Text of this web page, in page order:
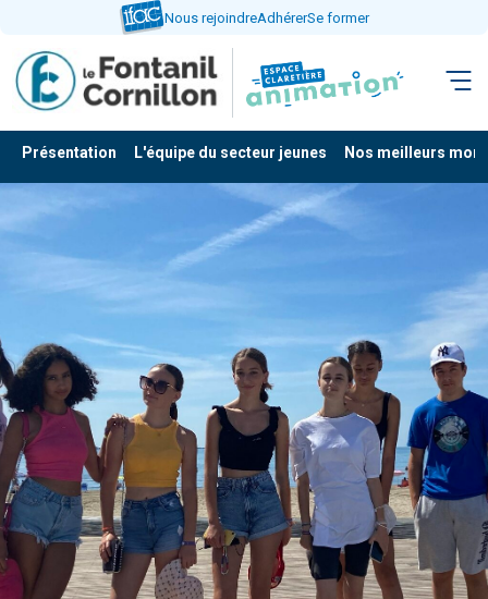
contenu
Nous rejoindreAdhérerSe former
Présentation L'équipe du secteur jeunes Nos meilleurs